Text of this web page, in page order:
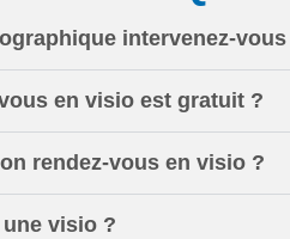
intervenez-vous
en visio est gratuit ?
rendez-vous en visio ?
visio ?